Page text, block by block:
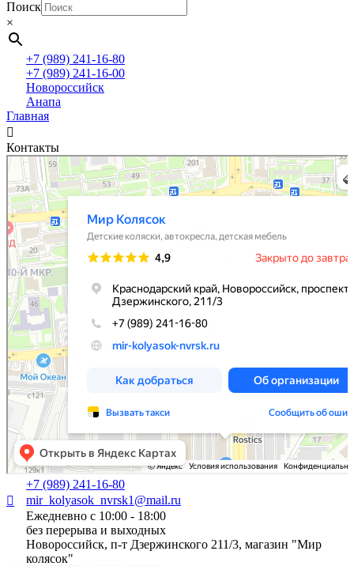
Поиск
×
+7 (989) 241-16-80
+7 (989) 241-16-00
Новороссийск
Анапа
Главная
Контакты
Мир колясок
Детский магазин в Новороссийске
Автокресла в Новороссийске
+7 (989) 241-16-80
mir_kolyasok_nvrsk1@mail.ru
Ежедневно с 10:00 - 18:00
без перерыва и выходных
Новороссийск, п-т Дзержинского 211/3, магазин "Мир
колясок"